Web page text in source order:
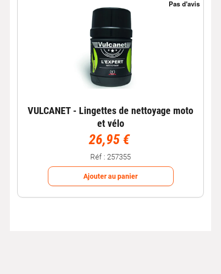
VULCANET - Lingettes de nettoyage moto
et vélo
26,95 €
Réf : 257355
Ajouter au panier